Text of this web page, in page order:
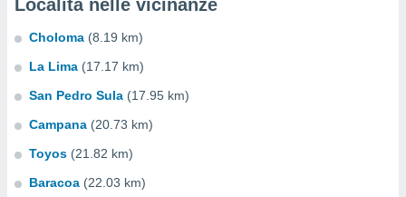
Località nelle vicinanze
Choloma (8.19 km)
La Lima (17.17 km)
San Pedro Sula (17.95 km)
Campana (20.73 km)
Toyos (21.82 km)
Baracoa (22.03 km)